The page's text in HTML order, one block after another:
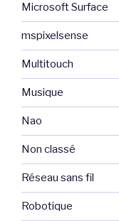
Microsoft Surface
mspixelsense
Multitouch
Musique
Nao
Non classé
Réseau sans fil
Robotique